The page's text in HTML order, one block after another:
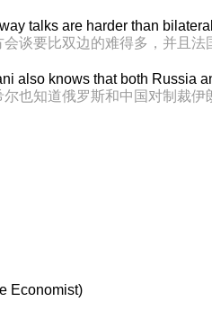
talks are harder than
会谈要比双边的难得多，并且法
also knows that both Russia
尔也知道俄罗斯和中国对制裁伊
Economist)